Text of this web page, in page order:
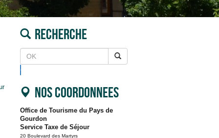
Recherche
OK
Nos coordonnees
Office de Tourisme du Pays de
Gourdon
Service Taxe de Séjour
20 Boulevard des Martyrs